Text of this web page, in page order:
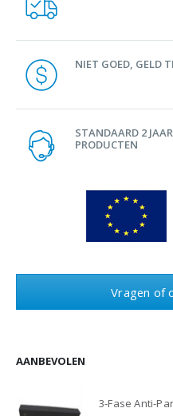
NIET GOED, GELD
STANDAARD 2
PRODUCTEN
Vragen of
AANBEVOLEN